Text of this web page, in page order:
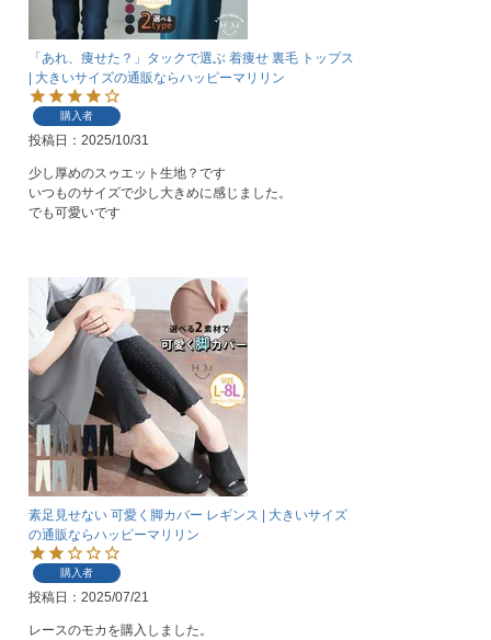
「あれ、痩せた？」タックで選ぶ 着痩せ 裏毛 トップス
| 大きいサイズの通販ならハッピーマリリン
購入者
投稿日 2025/10/31
少し厚めのスゥエット生地？です
いつものサイズで少し大きめに感じました。
でも可愛いです
素足見せない 可愛く脚カバー レギンス | 大きいサイズ
の通販ならハッピーマリリン
購入者
投稿日 2025/07/21
レースのモカを購入しました。